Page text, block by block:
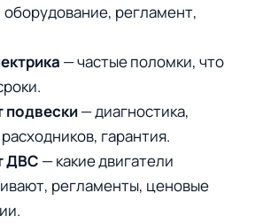
оборудование, регламент,
— частые поломки, что
подвески— диагностика,
гарантия.
ДВС — какие двигатели
регламенты, ценовые